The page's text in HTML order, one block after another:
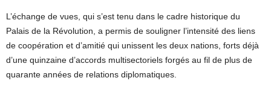
L’échange de vues, qui s’est tenu dans le cadre historique du
Palais de la Révolution, a permis de souligner l’intensité des liens
de coopération et d’amitié qui unissent les deux nations, forts déjà
d’une quinzaine d’accords multisectoriels forgés au fil de plus de
quarante années de relations diplomatiques.